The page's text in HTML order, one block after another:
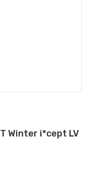
Winter i*cept LV